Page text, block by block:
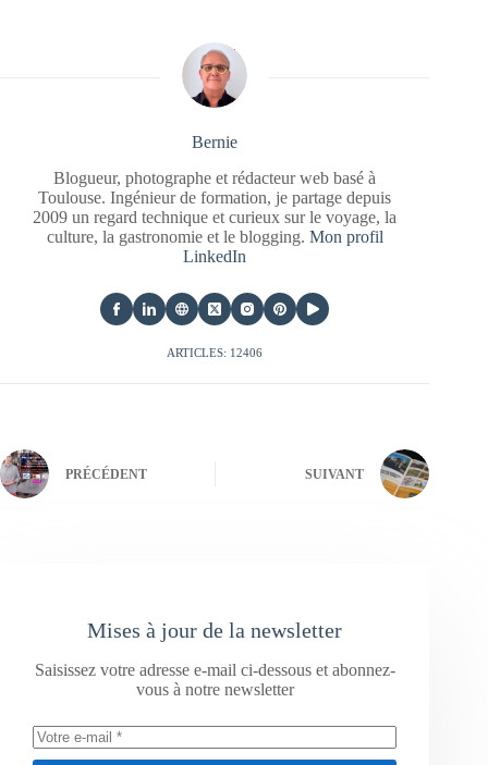
Bernie
Blogueur, photographe et rédacteur web basé à
Toulouse. Ingénieur de formation, je partage depuis
2009 un regard technique et curieux sur le voyage, la
culture, la gastronomie et le blogging. Mon profil
LinkedIn
ARTICLES: 12406
PRÉCÉDENT SUIVANT
Mises à jour de la newsletter
Saisissez votre adresse e-mail ci-dessous et abonnez-
vous à notre newsletter